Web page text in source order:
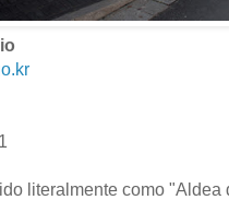
literalmente como "Aldea